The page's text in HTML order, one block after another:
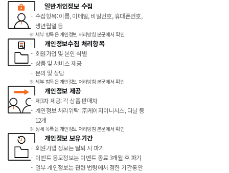
일반개인정보 수집
수집항목: 이름, 이메일, 비밀번호, 휴대폰번호,
생년월일 등
세부 항목은 개인정보 처리방침 본문에서 확인
개인정보수집 처리항목
회원가입 및 본인 식별
상품 및 서비스 제공
문의 및 상담
세부 항목은 개인정보 처리방침 본문에서 확인
개인정보 제공
제3자 제공: 각 상품 판매자
개인정보 처리위탁: ㈜케이지이니시스, 다날 등
12개
상세 목록은 개인정보 처리방침 본문에서 확인
개인정보 보유기간
회원가입 정보는 탈퇴 시 파기
이벤트 응모정보는 이벤트 종료 3개월 후 파기
일부 개인정보는 관련 법령에서 정한 기간동안